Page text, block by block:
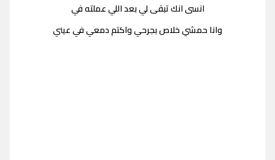
انسى انك تبقى لي بعد اللي عملته في
وانا حمشي خلاص بجرحي واكتم دمعي في عيني